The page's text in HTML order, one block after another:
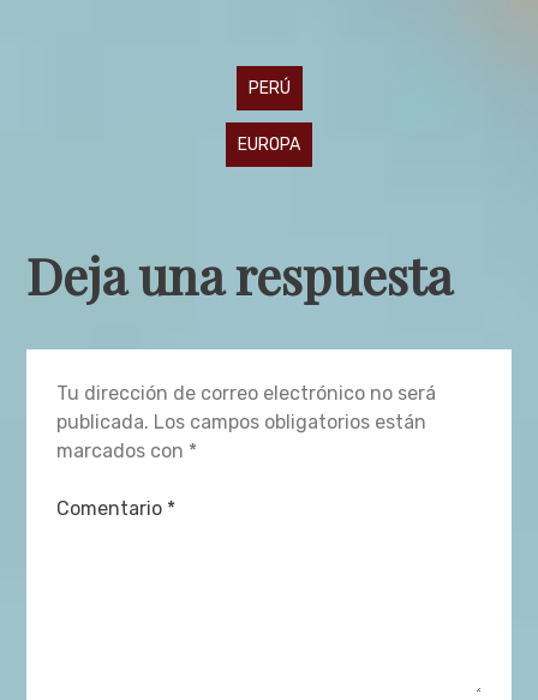
PERÚ
EUROPA
Deja una respuesta
Tu dirección de correo electrónico no será
publicada. Los campos obligatorios están
marcados con *
Comentario *